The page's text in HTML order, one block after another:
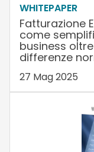
WHITEPAPER
Fatturazione
come
business
differenze
27 Mag 2025